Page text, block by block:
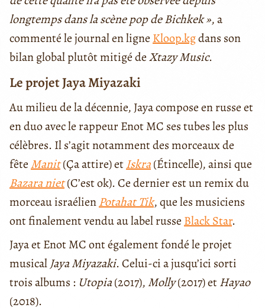
longtemps dans la scène pop de Bichkek», a
commenté le journal en ligne Kloop.kgdans son
bilan global plutôt mitigé deXtazy Music.
Le projet Jaya Miyazaki
Au milieu de la décennie, Jaya compose en russe et
en duo avec le rappeur Enot MC ses tubes les plus
célèbres. Il s’agit notamment des morceaux de
fête Manit(Ça attire) etIskra(Étincelle), ainsi que
Bazara niet(C’est ok). Ce dernier est un remix du
morceau israélienPotahat Tik, que les musiciens
ont finalement vendu au label russe Black Star.
Jaya et Enot MC ont également fondé le projet
musicalJaya Miyazaki. Celui-ci a jusqu’ici sorti
trois albums : Utopia(2017), Molly(2017) etHayao
(2018).